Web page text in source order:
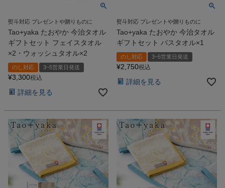
熨斗対応 プレゼントや贈りものに
Tao+yaka たおやか 今治タオル
ギフトセット フェイスタオル
×2・ウォッシュタオル×2
のし対応 3~5営業日発送
¥3,300税込
詳細を見る
熨斗対応 プレゼントや贈りものに
Tao+yaka たおやか 今治タオル
ギフトセット バスタオル×1
のし対応 3~5営業日発送
¥2,750税込
詳細を見る